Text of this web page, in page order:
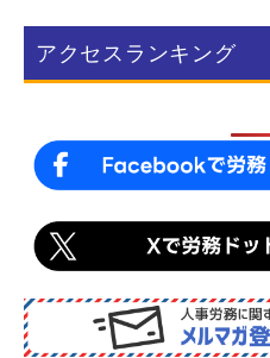
b
o
アクセスランキング